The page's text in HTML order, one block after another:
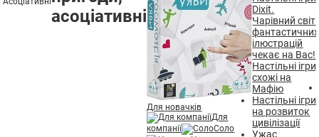
асоціативні
Для новачків
Для
компанії
Соло
Dixit.
Чарівний світ
фантастичних
ілюстрацій
чекає на Вас!
Настільні ігри,
схожі на
Мафію
Настільні ігри
на розвиток
цивілізації
Ужас